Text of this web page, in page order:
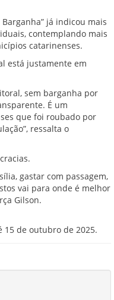
Barganha” já indicou mais
contemplando mais
catarinenses.
está justamente em
sem barganha por
É um
que foi roubado por
ressalta o
gastar com passagem,
vai para onde é melhor
Gilson.
15 de outubro de 2025.